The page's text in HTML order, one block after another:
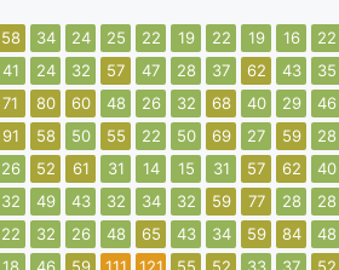
58 34 24 25 22 19 22 19 16 22
41 24 32 57 47 28 37 62 43 35
71 80 60 48 26 32 68 40 29 46
91 58 50 55 22 50 69 27 59 28
26 52 61 31 14 15 31 57 62 40
32 49 43 32 34 32 59 77 28 28
22 32 26 48 65 43 34 59 84 48